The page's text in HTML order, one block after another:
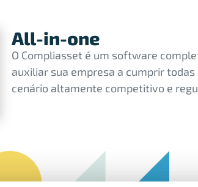
All-in-one
O Compliasset é um software
auxiliar sua empresa a cumprir
cenário altamente competitivo e